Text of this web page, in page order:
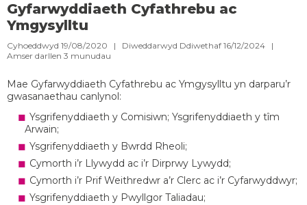
Gyfarwyddiaeth Cyfathrebu ac
Ymgysylltu
Cyhoeddwyd 19/08/2020 | Diweddarwyd Ddiwethaf 16/12/2024 |
Amser darllen 3 munudau
Mae Gyfarwyddiaeth Cyfathrebu ac Ymgysylltu yn darparu’r
gwasanaethau canlynol:
Ysgrifenyddiaeth y Comisiwn; Ysgrifenyddiaeth y tîm
Arwain;
Ysgrifenyddiaeth y Bwrdd Rheoli;
Cymorth i’r Llywydd ac i’r Dirprwy Lywydd;
Cymorth i’r Prif Weithredwr a’r Clerc ac i’r Cyfarwyddwyr;
Ysgrifenyddiaeth y Pwyllgor Taliadau;